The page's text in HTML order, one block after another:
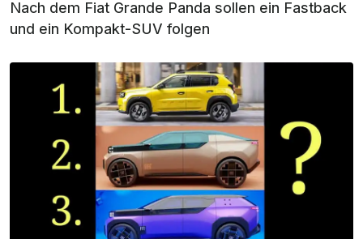
Nach dem Fiat Grande Panda sollen ein Fastback
und ein Kompakt-SUV folgen